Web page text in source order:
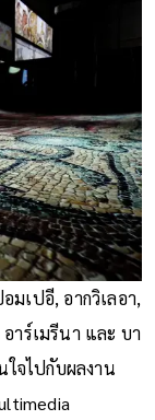
เปอี, อากวิเลอา,
าร์เมรีนา และ บา
จไปกับผลงาน